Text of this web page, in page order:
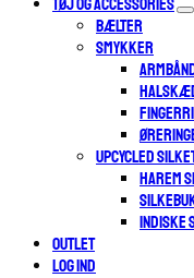
BÆLTER
SMYKKER
UPCYCLED
HAREM
INDISKE
OUTLET
Log ind